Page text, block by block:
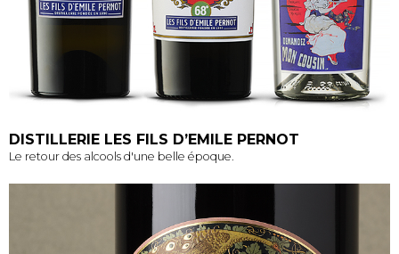
DISTILLERIE LES FILS D’EMILE PERNOT
Le retour des alcools d'une belle époque.